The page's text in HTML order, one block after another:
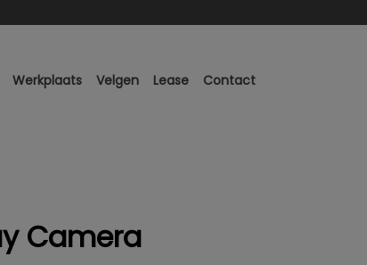
Werkplaats Velgen Lease Contact
Camera